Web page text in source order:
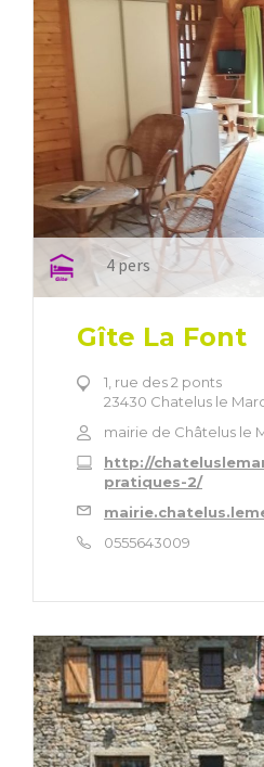
4 pers
Gîte La Font
1, rue des 2 ponts
23430 Chatelus le
mairie de Châtelus le
http://
pratiques-2/
0555643009